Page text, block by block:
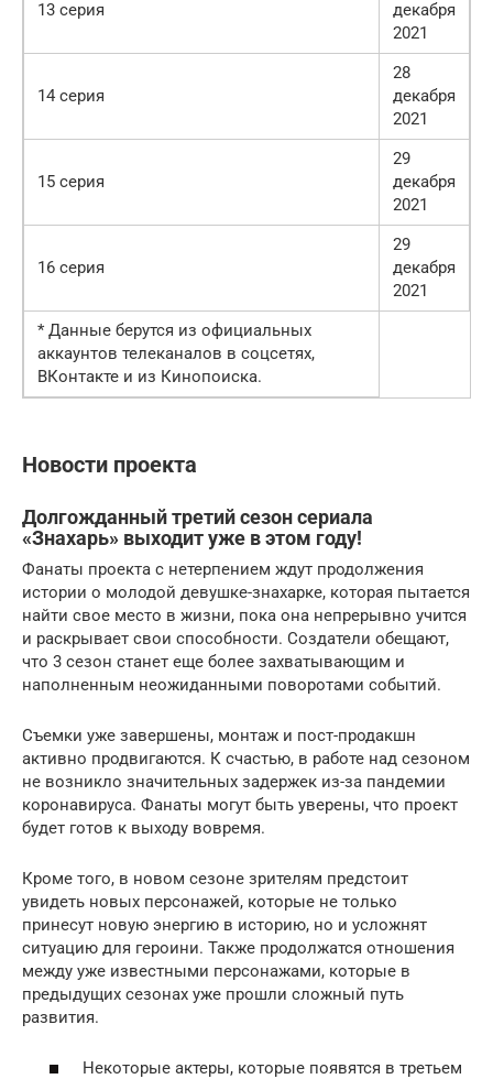
13 серия
декабря
2021
14 серия
28
декабря
2021
15 серия
29
декабря
2021
16 серия
29
декабря
2021
* Данные берутся из официальных
аккаунтов телеканалов в соцсетях,
ВКонтакте и из Кинопоиска.
Новости проекта
Долгожданный третий сезон сериала
«Знахарь» выходит уже в этом году!
Фанаты проекта с нетерпением ждут продолжения
истории о молодой девушке-знахарке, которая пытается
найти свое место в жизни, пока она непрерывно учится
и раскрывает свои способности. Создатели обещают,
что 3 сезон станет еще более захватывающим и
наполненным неожиданными поворотами событий.
Съемки уже завершены, монтаж и пост-продакшн
активно продвигаются. К счастью, в работе над сезоном
не возникло значительных задержек из-за пандемии
коронавируса. Фанаты могут быть уверены, что проект
будет готов к выходу вовремя.
Кроме того, в новом сезоне зрителям предстоит
увидеть новых персонажей, которые не только
принесут новую энергию в историю, но и усложнят
ситуацию для героини. Также продолжатся отношения
между уже известными персонажами, которые в
предыдущих сезонах уже прошли сложный путь
развития.
Некоторые актеры, которые появятся в третьем